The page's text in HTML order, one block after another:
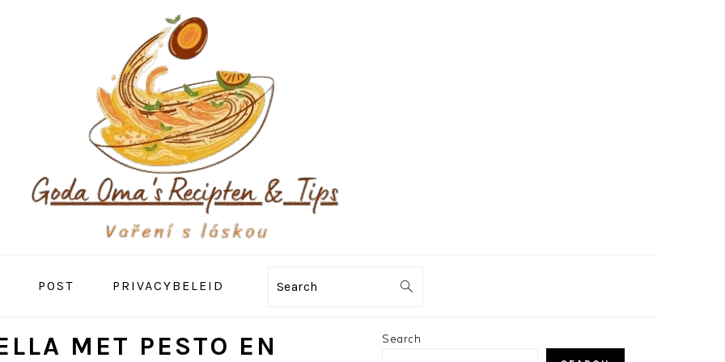
POST PRIVACYBELEID Search
MET PESTO EN
PRIMARY
Search